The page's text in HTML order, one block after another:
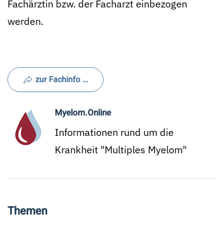
Fachärztin bzw. der Facharzt einbezogen
werden.
zur Fachinfo ...
Myelom.Online
Informationen rund um die
Krankheit "Multiples Myelom"
Themen